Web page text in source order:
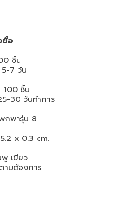
ซื้อ
ชิ้น
5-7 วัน
100 ชิ้น
30 วันทำการ
กพารุ่น 8
x 0.3 cm.
เขียว
ามต้องการ